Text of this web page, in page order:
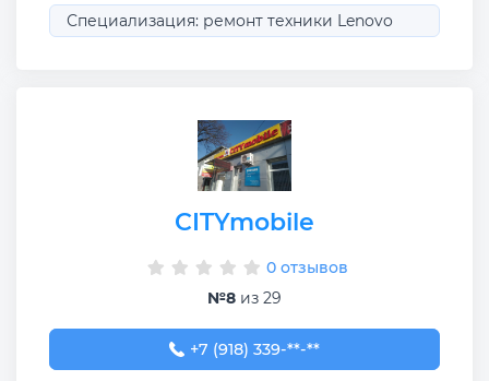
Специализация: ремонт техники Lenovo
CITYmobile
0 отзывов
№8 из 29
+7 (918) 339-03-03
+7 (918) 339-**-**